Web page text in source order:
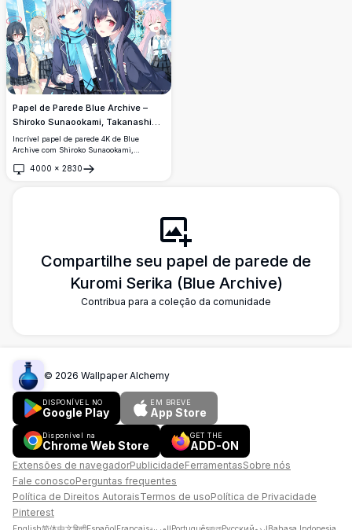
Papel de Parede Blue Archive –
Shiroko Sunaookami, Takanashi
Hoshino, Izayoi Nonomi, Kuromi
Serika & Okusora Ayane 4K
Incrível papel de parede 4K de Blue
Archive com Shiroko Sunaookami,
Serika e Okusora Ayane em uniformes
4000 × 2830
Abrir
Compartilhe seu papel de parede de
Kuromi Serika (Blue Archive)
Contribua para a coleção da comunidade
© 2026 Wallpaper Alchemy
DISPONÍVEL NO
Google Play
EM BREVE
App Store
Disponível na
Chrome Web Store
GET THE
ADD-ON
Extensões de navegadorPublicidadeFerramentasSobre nós
Fale conoscoPerguntas frequentes
Política de Direitos AutoraisTermos de usoPolítica de Privacidade
Pinterest